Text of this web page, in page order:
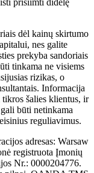
dėl kainų skirtumo
nes galite
prekyba sandoriais
tinkama ne visiems
rizikas, o
Informacija
šalies klientus, ir
būti netinkama
reguliavimus.
adresas: Warsaw
registruota Įmonių
Nr.: 0000204776.